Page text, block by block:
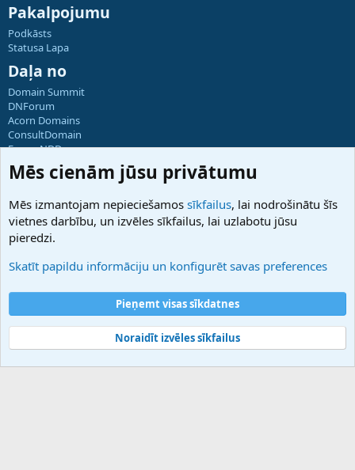
Pakalpojumu
Podkāsts
Statusa Lapa
Daļa no
Domain Summit
DNForum
Acorn Domains
ConsultDomain
ForumNDD
Domainforum.ro
27.be
Hostmaria
Atbalsts
Palīdzība
Noteikumi un nosacījumi
Privātuma politika
Community platform by XenForo® © 2010-2025 XenForo Ltd.
Mēs cienām jūsu privātumu
Mēs izmantojam nepieciešamos sīkfailus, lai nodrošinātu šīs
vietnes darbību, un izvēles sīkfailus, lai uzlabotu jūsu
pieredzi.
Skatīt papildu informāciju un konfigurēt savas preferences
Pieņemt visas sīkdatnes
Noraidīt izvēles sīkfailus